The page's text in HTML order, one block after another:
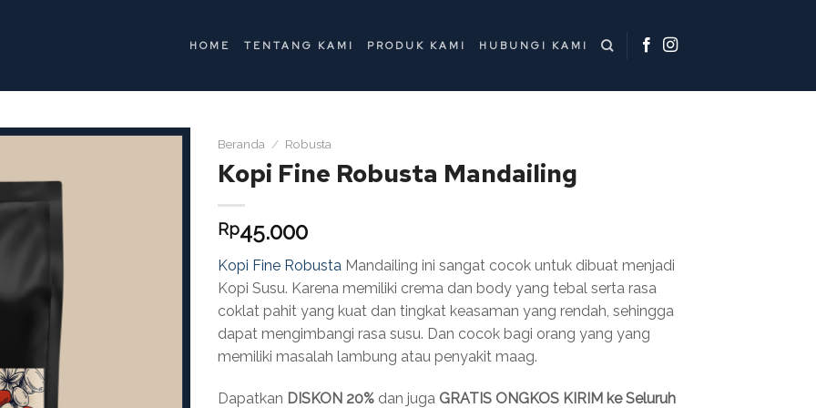
HOME TENTANG KAMI PRODUK KAMI HUBUNGI KAMI
Beranda / Robusta
Kopi Fine Robusta Mandailing
Rp45.000
Kopi Fine Robusta Mandailing ini sangat cocok untuk dibuat menjadi
Kopi Susu. Karena memiliki crema dan body yang tebal serta rasa
coklat pahit yang kuat dan tingkat keasaman yang rendah, sehingga
dapat mengimbangi rasa susu. Dan cocok bagi orang yang yang
memiliki masalah lambung atau penyakit maag.
Dapatkan DISKON 20% dan juga GRATIS ONGKOS KIRIM ke Seluruh